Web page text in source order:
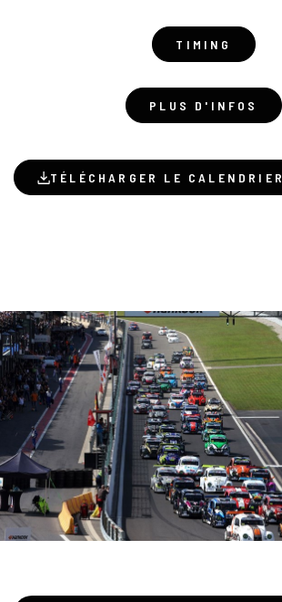
TIMING
PLUS D'INFOS
TÉLÉCHARGER LE CALENDRIER